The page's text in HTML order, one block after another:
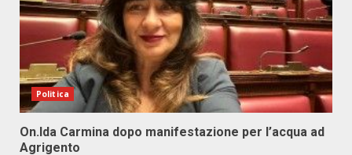
Politica
On.Ida Carmina dopo manifestazione per l’acqua ad
Agrigento